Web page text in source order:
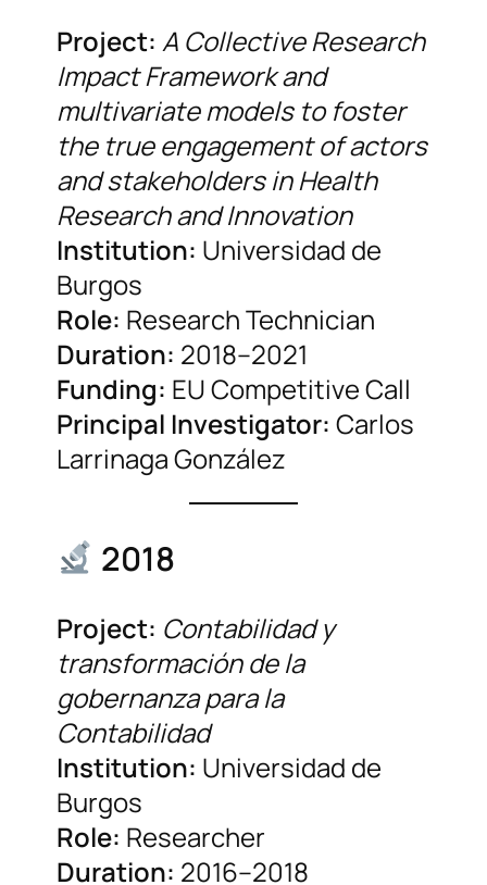
Project: A Collective Research
Impact Framework and
multivariate models to foster
the true engagement of actors
and stakeholders in Health
Research and Innovation
Institution: Universidad de
Burgos
Role: Research Technician
Duration: 2018–2021
Funding: EU Competitive Call
Principal Investigator: Carlos
Larrinaga González
2018
Project: Contabilidad y
transformación de la
gobernanza para la
Contabilidad
Institution: Universidad de
Burgos
Role: Researcher
Duration: 2016–2018